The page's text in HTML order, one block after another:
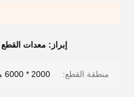
إبراز: معدات القطع
منطقة القطع: 2000 * 6000 ملم